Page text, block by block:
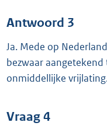
Antwoord 3
Ja. Mede op
bezwaar
onmiddellijke
Vraag 4